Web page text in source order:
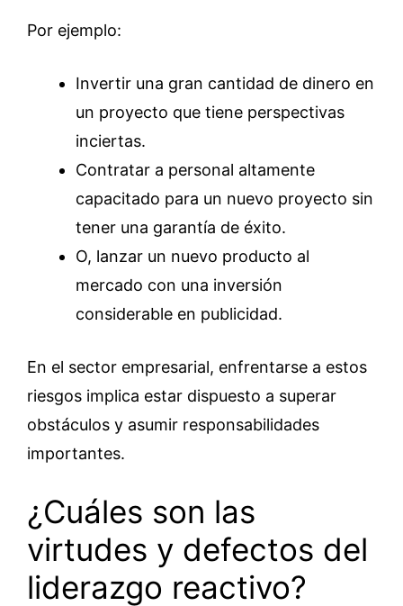
Por ejemplo:
Invertir una gran cantidad de dinero en
un proyecto que tiene perspectivas
inciertas.
Contratar a personal altamente
capacitado para un nuevo proyecto sin
tener una garantía de éxito.
O, lanzar un nuevo producto al
mercado con una inversión
considerable en publicidad.
En el sector empresarial, enfrentarse a estos
riesgos implica estar dispuesto a superar
obstáculos y asumir responsabilidades
importantes.
¿Cuáles son las
virtudes y defectos del
liderazgo reactivo?